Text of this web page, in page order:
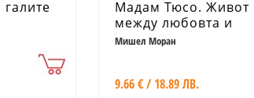
Мадам Тюсо. Живот
между любовта и
революцията
Мишел Моран
9.66 € / 18.89 ЛВ.